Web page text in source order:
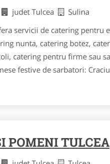
judet Tulcea
Sulina
servicii de catering pentru
nunta, catering botez,
catering pentru firme sau
festive de sarbatori:
POMENI TULCEA